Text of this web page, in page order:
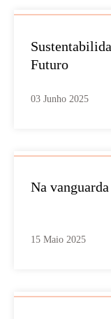
Futuro
03 Junho 2025
Na
15 Maio 2025